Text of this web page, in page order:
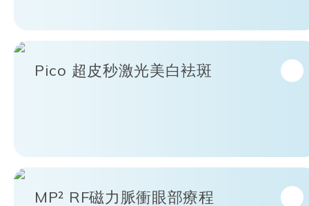
Pico 超皮秒激光美白袪斑
MP² RF磁力脈衝眼部療程